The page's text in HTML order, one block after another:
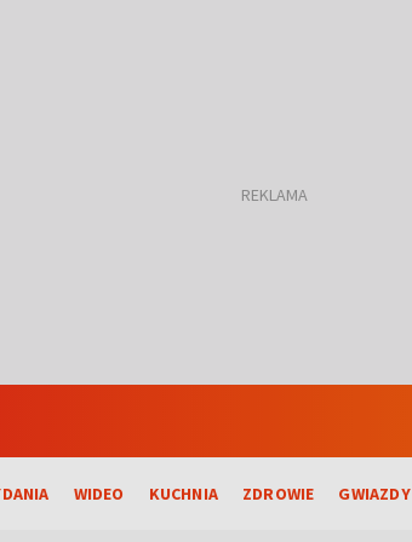
WIDEO KUCHNIA ZDROWIE GWIAZDY